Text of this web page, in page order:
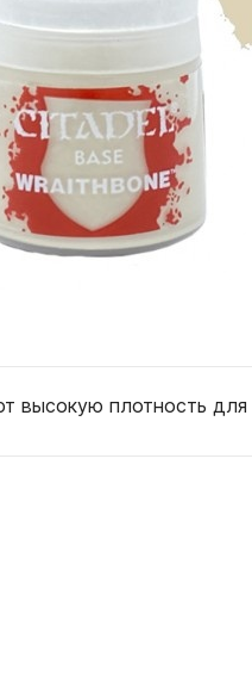
высокую плотность